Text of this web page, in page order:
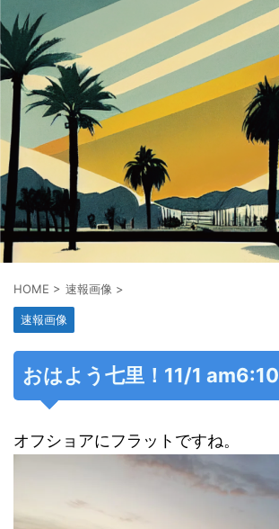
HOME > 速報画像 >
速報画像
おはよう七里！11/1 am6:10
オフショアにフラットですね。